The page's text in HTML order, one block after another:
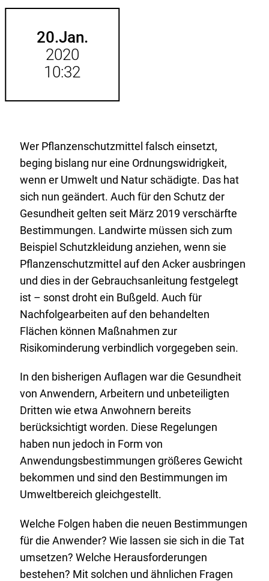
20.Jan.
2020
10:32
Wer Pflanzenschutzmittel falsch einsetzt,
beging bislang nur eine Ordnungswidrigkeit,
wenn er Umwelt und Natur schädigte. Das hat
sich nun geändert. Auch für den Schutz der
Gesundheit gelten seit März 2019 verschärfte
Bestimmungen. Landwirte müssen sich zum
Beispiel Schutzkleidung anziehen, wenn sie
Pflanzenschutzmittel auf den Acker ausbringen
und dies in der Gebrauchsanleitung festgelegt
ist – sonst droht ein Bußgeld. Auch für
Nachfolgearbeiten auf den behandelten
Flächen können Maßnahmen zur
Risikominderung verbindlich vorgegeben sein.
In den bisherigen Auflagen war die Gesundheit
von Anwendern, Arbeitern und unbeteiligten
Dritten wie etwa Anwohnern bereits
berücksichtigt worden. Diese Regelungen
haben nun jedoch in Form von
Anwendungsbestimmungen größeres Gewicht
bekommen und sind den Bestimmungen im
Umweltbereich gleichgestellt.
Welche Folgen haben die neuen Bestimmungen
für die Anwender? Wie lassen sie sich in die Tat
umsetzen? Welche Herausforderungen
bestehen? Mit solchen und ähnlichen Fragen